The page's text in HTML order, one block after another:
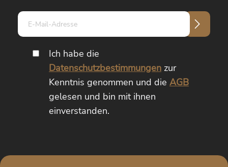
Adresse*
Ich habe die
Datenschutzbestimmungenzur
Kenntnis genommen und die AGB
gelesen und bin mit ihnen
einverstanden.